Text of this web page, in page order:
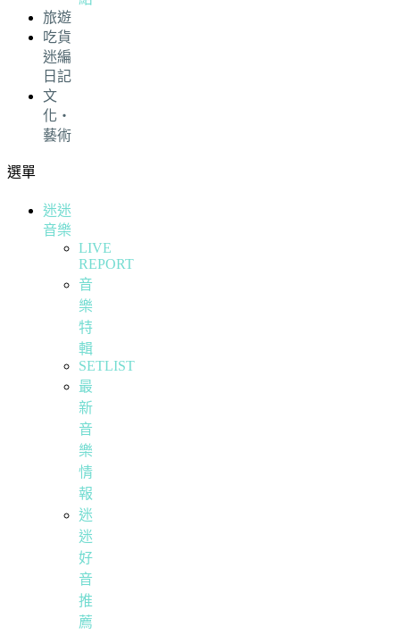
旅遊
吃貨
迷編
日記
文
化・
藝術
選單
迷迷
音樂
LIVE
REPORT
音
樂
特
輯
SETLIST
最
新
音
樂
情
報
迷
迷
好
音
推
薦